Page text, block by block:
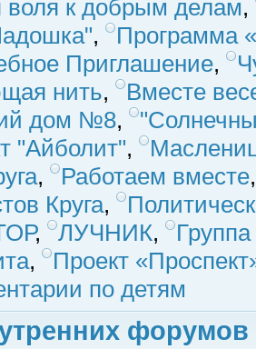
воля к добрым делам,
,
Программа
Приглашение,
нить,
Вместе
дом №8,
"Айболит",
, Работаем вместе
Круга,
, ЛУЧНИК,
,
Проект
по детям
форумов